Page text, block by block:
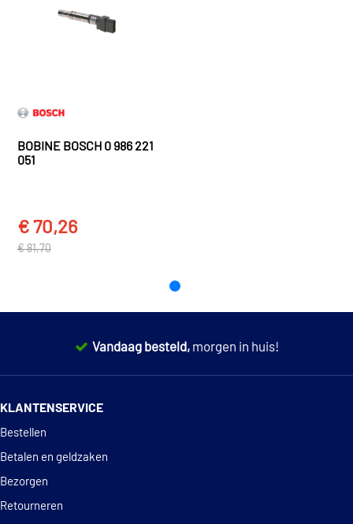
955 602 101 05
TT (8J3) (2006 - 2015)
Audi
BOBINE BOSCH 0 986 221
051
€ 70,26
€ 81,70
Vandaag besteld, morgen in huis!
KLANTENSERVICE
Bestellen
Betalen en geldzaken
Bezorgen
Retourneren